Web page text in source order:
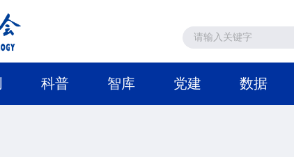
科普 智库 党建 数据